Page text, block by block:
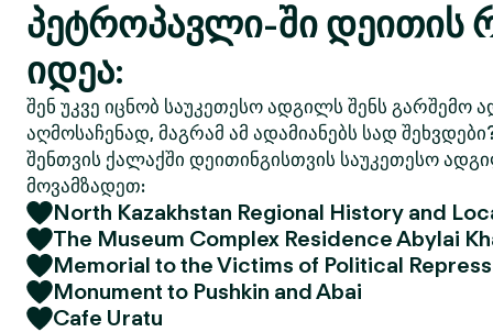
პეტროპავლი-ში დეითის
იდეა:
შენ უკვე იცნობ საუკეთესო ადგილს შენს გარშემო
აღმოსაჩენად, მაგრამ ამ ადამიანებს სად
შენთვის ქალაქში დეითინგისთვის საუკეთესო
მოვამზადეთ:
North Kazakhstan Regional History and
The Museum Complex Residence Abylai
Memorial to the Victims of Political
Monument to Pushkin and Abai
Cafe Uratu